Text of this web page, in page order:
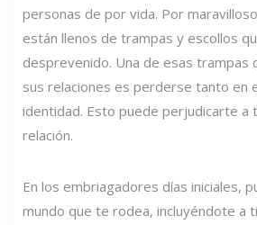
personas de por vida. Por
están llenos de trampas y escollos
desprevenido. Una de esas trampas
sus relaciones es perderse tanto en
identidad. Esto puede perjudicarte a
relación.
En los embriagadores días iniciales,
mundo que te rodea, incluyéndote a